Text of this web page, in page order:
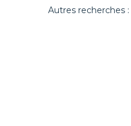
Autres recherches :